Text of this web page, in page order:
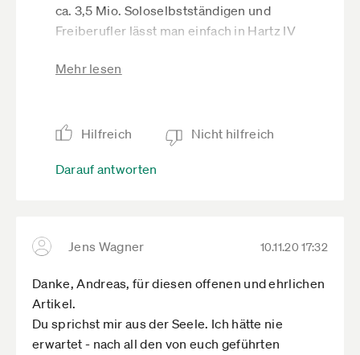
ca. 3,5 Mio. Soloselbstständigen und
Freiberufler lässt man einfach in Hartz IV
gegenüber der erwirtschafteten
vergessen: Man sieht sich zweimal, im
September 2021 ist Zahltag für den Wähler,
3,5 Mio. Betroffene plus deren
bestimmt NICHT hingehen wird.
Mehr lesen
Hilfreich Nicht hilfreich
Darauf antworten
Jens Wagner 10.11.20 17:32
Danke, Andreas, für diesen offenen und ehrlichen
Artikel.
Du sprichst mir aus der Seele. Ich hätte nie
erwartet - nach all den von euch geführten